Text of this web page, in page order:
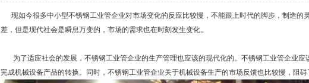
现如今很多中小型不锈钢工业管企业对市场变化的反应比较慢，不能跟上时代的脚步，制造的
差，但是现代社会是瞬息万变的，市场的需求也在时刻发生变化。
为了适应社会的发展，不锈钢工业管企业的生产管理也应该的现代化的。不锈钢工业管企业应
完成机械设备产品的转换。同时，不锈钢工业管企业关于机械设备生产的市场反馈也比较慢，阻碍